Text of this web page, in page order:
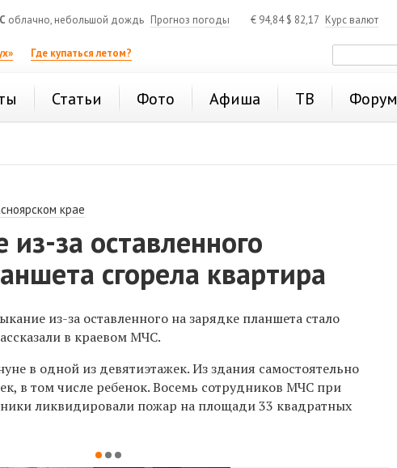
облачно, небольшой дождь Прогноз погоды € 94,84$ 82,17 Курс валют
Где купаться летом?
Статьи Фото Афиша ТВ Форум
крае
из-за оставленного
сгорела квартира
из-за оставленного на зарядке планшета стало
в краевом МЧС.
в одной из девятиэтажек. Из здания самостоятельно
в том числе ребенок. Восемь сотрудников МЧС при
ликвидировали пожар на площади 33 квадратных